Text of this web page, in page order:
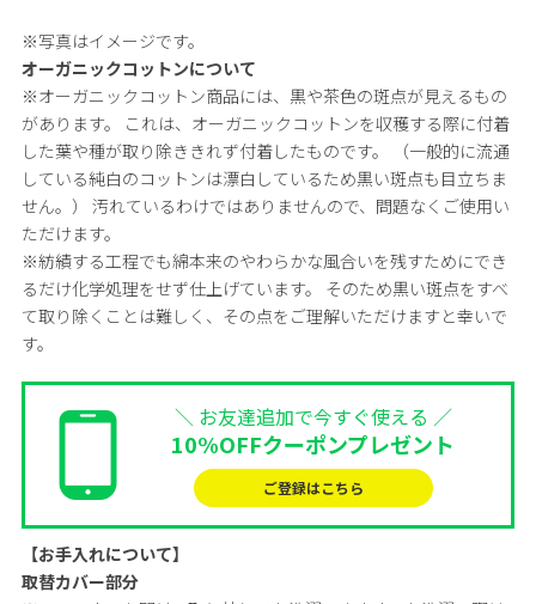
※写真はイメージです。
オーガニックコットンについて
※オーガニックコットン商品には、黒や茶色の斑点が見えるもの
があります。 これは、オーガニックコットンを収穫する際に付着
した葉や種が取り除ききれず付着したものです。 （一般的に流通
している純白のコットンは漂白しているため黒い斑点も目立ちま
せん。） 汚れているわけではありませんので、問題なくご使用い
ただけます。
※紡績する工程でも綿本来のやわらかな風合いを残すためにでき
るだけ化学処理をせず仕上げています。 そのため黒い斑点をすべ
て取り除くことは難しく、その点をご理解いただけますと幸いで
す。
＼ お友達追加で今すぐ使える ／
10%OFFクーポンプレゼント
ご登録はこちら
【お手入れについて】
取替カバー部分